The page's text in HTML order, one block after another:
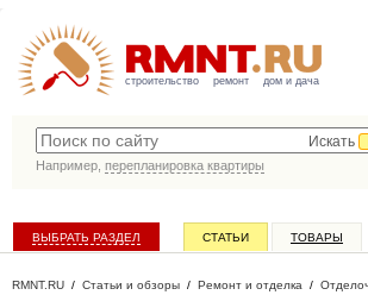
строительство ремонт дом и дача
Искать
Например, перепланировка квартиры
ВЫБРАТЬ РАЗДЕЛ СТАТЬИ ТОВАРЫ
RMNT.RU / Статьи и обзоры / Ремонт и отделка /